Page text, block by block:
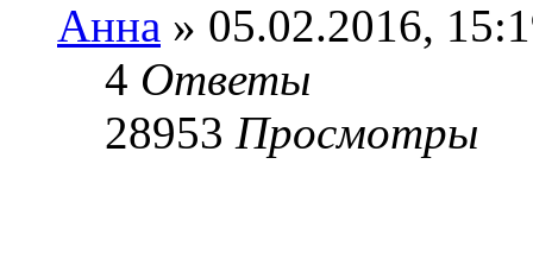
Анна » 05.02.2016,
4 Ответы
28953 Просмотры